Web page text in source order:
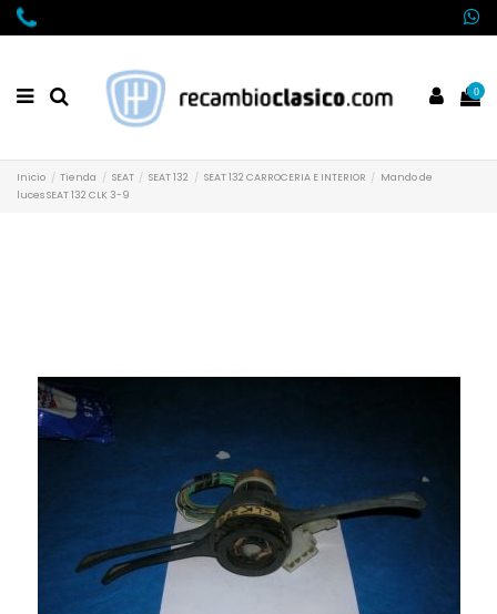
0
Inicio Tienda SEAT SEAT 132 SEAT 132 CARROCERIA E INTERIOR
Mando de
luces SEAT 132 CLK 3-9